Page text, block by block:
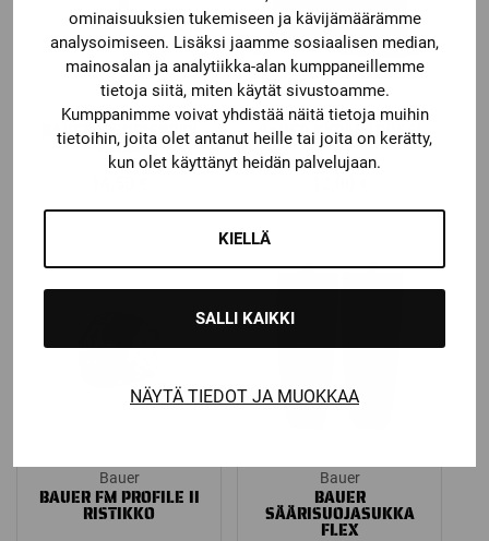
ominaisuuksien tukemiseen ja kävijämäärämme
analysoimiseen. Lisäksi jaamme sosiaalisen median,
mainosalan ja analytiikka-alan kumppaneillemme
tietoja siitä, miten käytät sivustoamme.
Kumppanimme voivat yhdistää näitä tietoja muihin
tietoihin, joita olet antanut heille tai joita on kerätty,
kun olet käyttänyt heidän palvelujaan.
KIELLÄ
SALLI KAIKKI
NÄYTÄ TIEDOT JA MUOKKAA
Bauer
BAUER VISIIRISPRAY
GEELI
Bauer
BAUER KYPÄRÄPUSSI
Bauer
BAUER FM PROFILE II
RISTIKKO
Bauer
BAUER
SÄÄRISUOJASUKKA
FLEX